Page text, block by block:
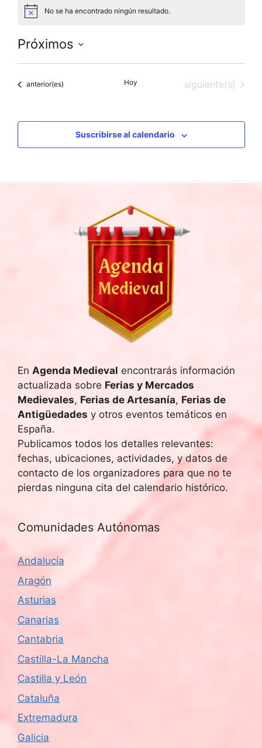
s
No se ha encontrado ningún resultado.
Próximos
S
l
c
i
Eventos
anterior(es) Hoy Eventos
siguiente(s)
Suscribirse al calendario
En Agenda Medieval encontrarás información
actualizada sobre Ferias y Mercados
Medievales, Ferias de Artesanía, Ferias de
Antigüedades y otros eventos temáticos en
España.
Publicamos todos los detalles relevantes:
fechas, ubicaciones, actividades, y datos de
contacto de los organizadores para que no te
pierdas ninguna cita del calendario histórico.
Comunidades Autónomas
Andalucía
Aragón
Asturias
Canarias
Cantabria
Castilla-La Mancha
Castilla y León
Cataluña
Extremadura
Galicia